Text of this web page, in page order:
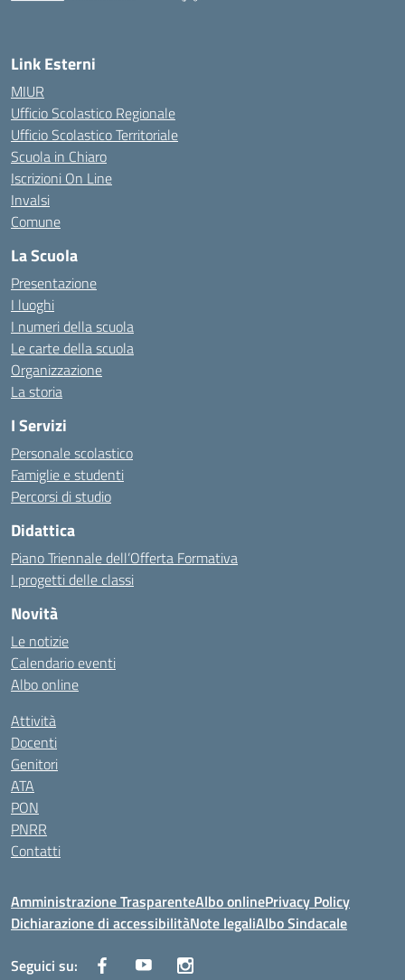
Link Esterni
MIUR
Ufficio Scolastico Regionale
Ufficio Scolastico Territoriale
Scuola in Chiaro
Iscrizioni On Line
Invalsi
Comune
La Scuola
Presentazione
I luoghi
I numeri della scuola
Le carte della scuola
Organizzazione
La storia
I Servizi
Personale scolastico
Famiglie e studenti
Percorsi di studio
Didattica
Piano Triennale dell’Offerta Formativa
I progetti delle classi
Novità
Le notizie
Calendario eventi
Albo online
Attività
Docenti
Genitori
ATA
PON
PNRR
Contatti
Amministrazione TrasparenteAlbo onlinePrivacy Policy
Dichiarazione di accessibilitàNote legaliAlbo Sindacale
Seguici su: